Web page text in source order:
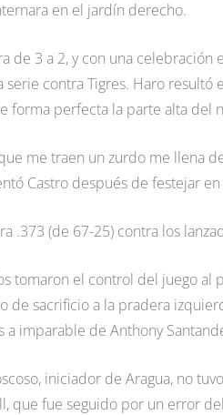
en el jardín derecho.
de 3 a 2, y con una
serie contra Tigres. Haro
forma perfecta la parte alta del
me traen un zurdo me llena
Castro después de festejar
.373 (de 67-25) contra los
tomaron el control del juego al
de sacrificio a la pradera
a imparable de Anthony
iniciador de Aragua, no
que fue seguido por un error